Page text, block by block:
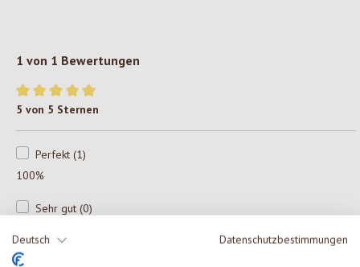
Deutsch Datenschutzbestimmungen
1 von 1 Bewertungen
Durchschnittliche Bewertung von 5 von 5 Sternen
5 von 5 Sternen
Perfekt (1)
100%
Sehr gut (0)